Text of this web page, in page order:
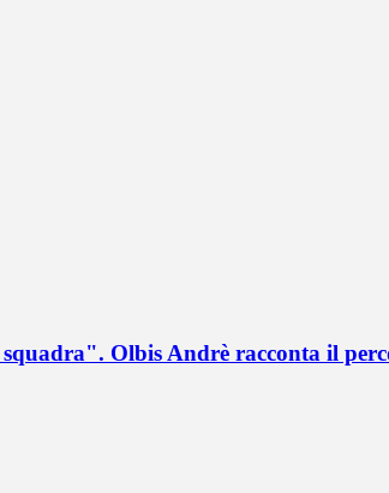
Olbis Andrè racconta il